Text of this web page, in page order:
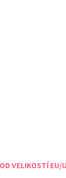
VELIKOSTÍ